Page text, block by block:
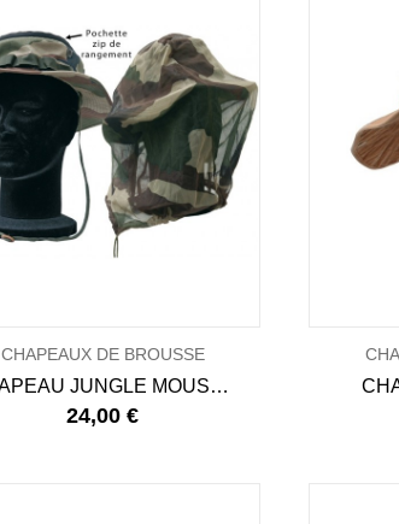
CHAPEAUX DE BROUSSE
CHAPEAU JUNGLE MOUSTIQUAIRE RIPSTOP - CCE
24,00 €